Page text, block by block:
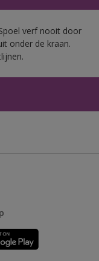
verf nooit door
onder de kraan.